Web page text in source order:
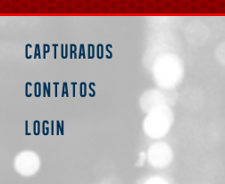
Capturados
Contatos
Login